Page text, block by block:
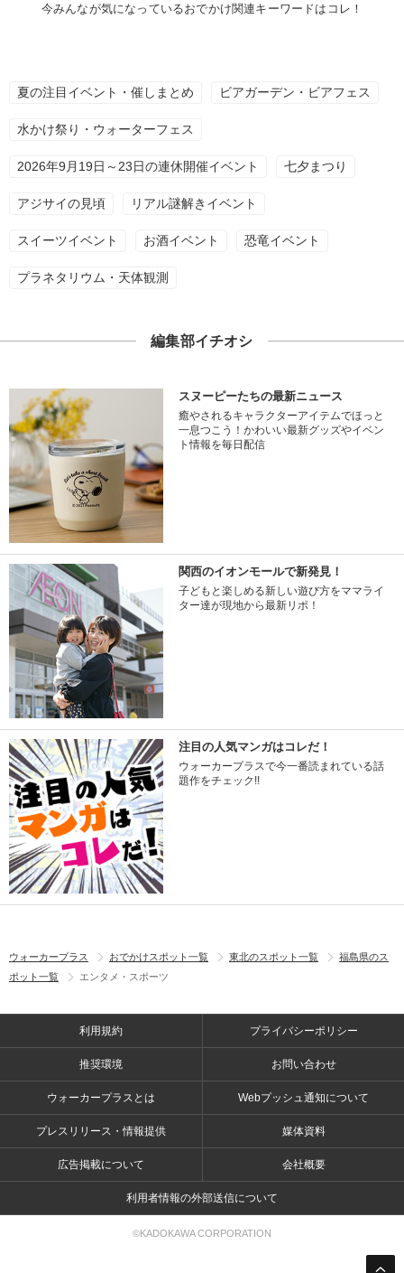
今みんなが気になっているおでかけ関連キーワードはコレ！
夏の注目イベント・催しまとめ ビアガーデン・ビアフェス
水かけ祭り・ウォーターフェス
2026年9月19日～23日の連休開催イベント 七夕まつり
アジサイの見頃 リアル謎解きイベント
スイーツイベント お酒イベント 恐竜イベント
プラネタリウム・天体観測
編集部イチオシ
スヌーピーたちの最新ニュース
癒やされるキャラクターアイテムでほっと
一息つこう！かわいい最新グッズやイベン
ト情報を毎日配信
関西のイオンモールで新発見！
子どもと楽しめる新しい遊び方をママライ
ター達が現地から最新リポ！
注目の人気マンガはコレだ！
ウォーカープラスで今一番読まれている話
題作をチェック!!
ウォーカープラス おでかけスポット一覧 東北のスポット一覧
福島県のス
ポット一覧
エンタメ・スポーツ
利用規約 プライバシーポリシー
推奨環境 お問い合わせ
ウォーカープラスとは Webプッシュ通知について
プレスリリース・情報提供 媒体資料
広告掲載について 会社概要
利用者情報の外部送信について
©KADOKAWA CORPORATION